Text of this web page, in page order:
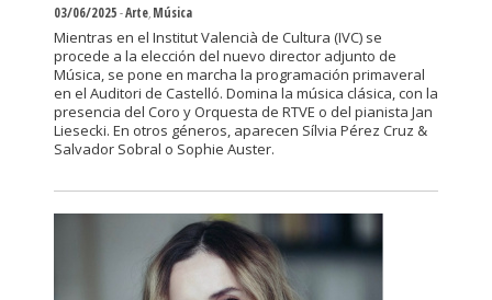
03/06/2025-Arte,Música
Mientras en el Institut Valencià de Cultura (IVC) se
procede a la elección del nuevo director adjunto de
Música, se pone en marcha la programación primaveral
en el Auditori de Castelló. Domina la música clásica, con la
presencia del Coro y Orquesta de RTVE o del pianista Jan
Liesecki. En otros géneros, aparecen Sílvia Pérez Cruz &
Salvador Sobral o Sophie Auster.